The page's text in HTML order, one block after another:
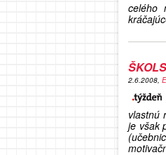
celého
2.6.2008,
vlastnú
je však